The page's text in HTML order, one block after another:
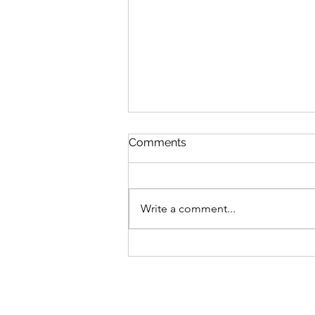
Comments
Write a comment...